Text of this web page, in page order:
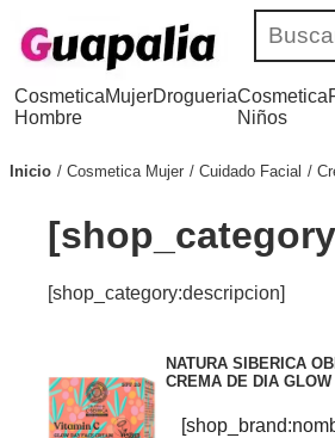
Cosmetica
Hombre
MujerDrogueriaCosmetica
Niños
Inicio Cosmetica Mujer Cuidado Facial
[shop_category:descripcion]
NATURA SIBERICA
CREMA DE DIA